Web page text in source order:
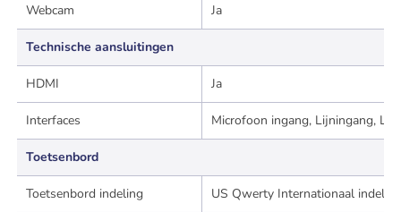
Webcam Ja
Technische aansluitingen
HDMI Ja
Interfaces Microfoon ingang, Lijningang,
Toetsenbord
Toetsenbord indeling US Qwerty Internationaal